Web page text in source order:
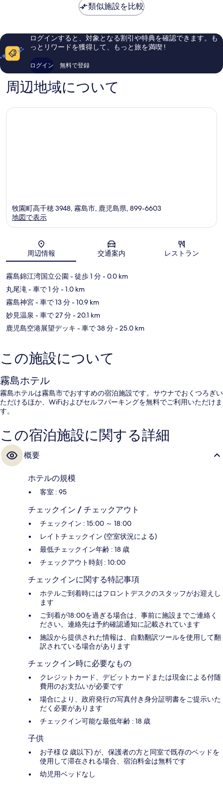
口
ミ
400
の
口
ミ
金
ら
し
類似施設を比較
ログインすると、対象となる割引や特典を確認できます。も
っとリワードを獲得して、もっと旅を満喫 !
ログイン 無料で登録
周辺地域について
地図
牧園町高千穂 3948, 霧島市, 鹿児島県, 899-6603
地図で表示
周辺情報 交通案内 レストラン
霧島錦江湾国立公園 - 徒歩 1 分- 0.0 km
丸尾滝- 車で 1 分- 1.0 km
霧島神宮- 車で 13 分- 10.9 km
妙見温泉 - 車で 27 分- 20.1 km
鹿児島空港展望デッキ - 車で 38 分- 25.0 km
この施設について
霧島ホテル
霧島ホテルは霧島市でおすすめの宿泊施設です。サウナでおくつろぎい
ただけるほか、WiFiおよびセルフパーキングを無料でご利用いただけま
す。
この宿泊施設に関する詳細
概要
ホテルの規模
客室 : 95
チェックイン / チェックアウト
チェックイン : 15:00 ～ 18:00
レイトチェックイン (空室状況による)
最低チェックイン年齢 : 18 歳
チェックアウト時刻 : 10:00
チェックインに関する特記事項
ホテルご到着時にはフロントデスクのスタッフがお迎えし
ます
ご到着が18:00を過ぎる場合は、事前に施設までご連絡く
ださい。連絡先は予約確認通知に記載されています
施設から提供された情報は、自動翻訳ツールを使用して翻
訳されている場合があります
チェックイン時に必要なもの
クレジットカード、デビットカードまたは現金による付随
費用のお支払いが必要です
場合により、政府発行の写真付き身分証明書をご提示いた
だく必要があります
チェックイン可能な最低年齢 : 18 歳
子供
お子様 (2 歳以下) が、保護者の方と同室で既存のベッドを
使用して滞在される場合、宿泊料金は無料です
幼児用ベッドなし